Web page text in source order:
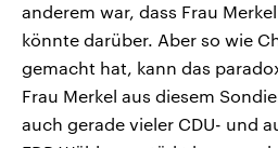
anderem war, dass Frau
könnte darüber. Aber so wie
gemacht hat, kann das
Frau Merkel aus diesem
auch gerade vieler CDU- und